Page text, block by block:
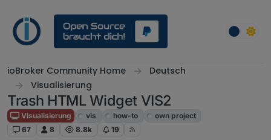
ioBroker Community Home
Deutsch
Visualisierung
Trash HTML Widget VIS2
Visualisierung vis how-to
own project
67
8 8.8k 19